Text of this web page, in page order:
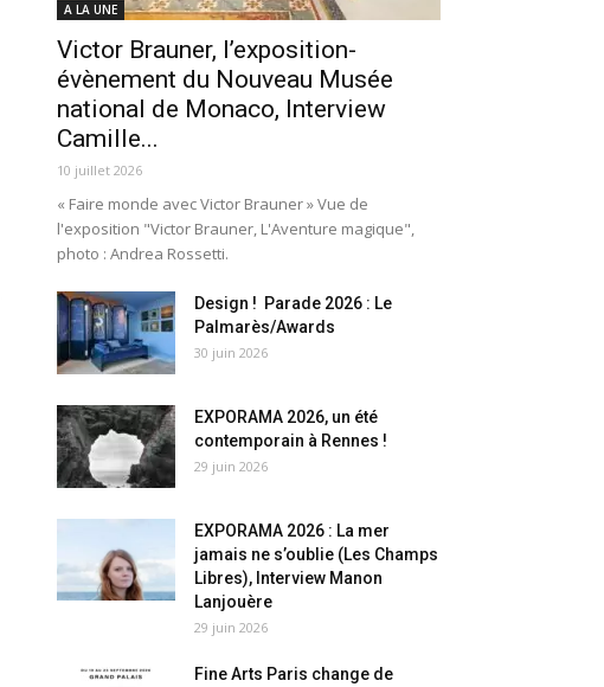
A LA UNE
Victor Brauner, l’exposition-
évènement du Nouveau Musée
national de Monaco, Interview
Camille...
10 juillet 2026
« Faire monde avec Victor Brauner » Vue de
l'exposition "Victor Brauner, L'Aventure magique",
photo : Andrea Rossetti.
Design ! Parade 2026 : Le
Palmarès/Awards
30 juin 2026
EXPORAMA 2026, un été
contemporain à Rennes !
29 juin 2026
EXPORAMA 2026 : La mer
jamais ne s’oublie (Les Champs
Libres), Interview Manon
Lanjouère
29 juin 2026
Fine Arts Paris change de